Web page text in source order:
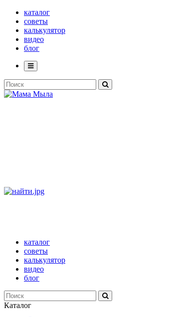
каталог
советы
калькулятор
видео
блог
каталог
советы
калькулятор
видео
блог
Каталог